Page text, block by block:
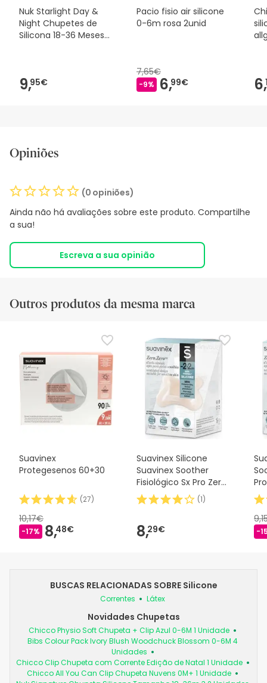
Nuk Starlight Day &
Night Chupetes de
Silicona 18-36 Meses
9,95€
Pacio fisio air silicone
0-6m rosa 2unid
7,65€
-9% 6,99€ 6,
Opiniões
(0 opiniões)
Ainda não há avaliações sobre este produto. Compartilhe
a sua!
Escreva a sua opinião
Outros produtos da mesma marca
Suavinex
Protegesenos 60+30
(27)
10,17€
-17% 8,48€
Suavinex Silicone
Suavinex Soother
Fisiológico Sx Pro Zero
2m 1 peça
(1)
8,29€ -
BUSCAS RELACIONADAS SOBRE Silicone
Correntes Látex
Novidades Chupetas
Chicco Physio Soft Chupeta + Clip Azul 0-6M 1 Unidade
Bibs Colour Pack Ivory Blush Woodchuck Blossom 0-6M 4
Unidades
Chicco Clip Chupeta com Corrente Edição de Natal 1 Unidade
Chicco All You Can Clip Chupeta Nuvens 0M+ 1 Unidade